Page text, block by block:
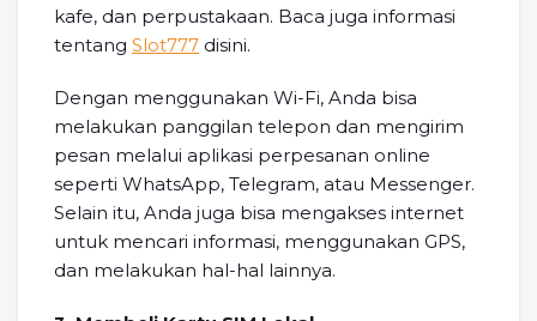
kafe, dan perpustakaan. Baca juga informasi
tentang Slot777 disini.
Dengan menggunakan Wi-Fi, Anda bisa
melakukan panggilan telepon dan mengirim
pesan melalui aplikasi perpesanan online
seperti WhatsApp, Telegram, atau Messenger.
Selain itu, Anda juga bisa mengakses internet
untuk mencari informasi, menggunakan GPS,
dan melakukan hal-hal lainnya.